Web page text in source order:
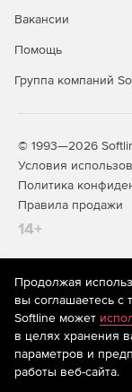
Вакансии
Помощь
Группа компаний
© 1993—2026
Условия
Политика
Правила продажи
14+
На
предоставления
систематизации и
предпочтениям
находящихся на
Продолжая
вы соглашаетесь с
Softline может
в целях хранения
параметров и
работы веб-сайта.